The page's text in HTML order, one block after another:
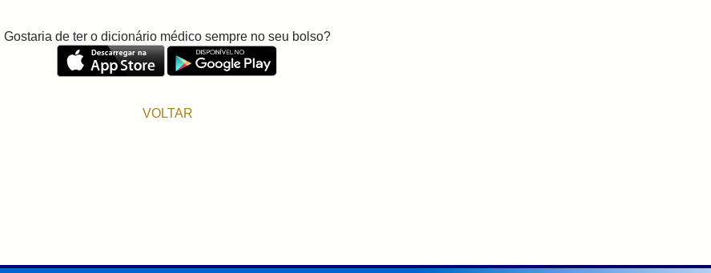
Gostaria de ter o dicionário médico sempre no seu bolso?
VOLTAR